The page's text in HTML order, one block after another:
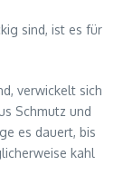
sind, ist es für
verwickelt sich
Schmutz und
es dauert, bis
kahl